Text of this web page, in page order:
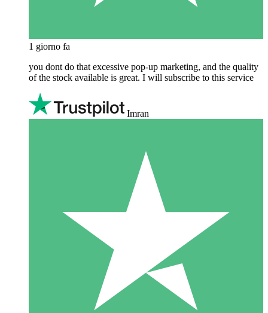
1 giorno fa
you dont do that excessive pop-up marketing, and the quality
of the stock available is great. I will subscribe to this service
Imran